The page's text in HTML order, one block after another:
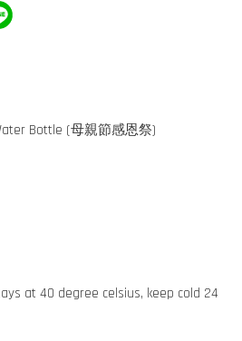
Bottle (母親節感恩祭)
at 40 degree celsius, keep cold 24